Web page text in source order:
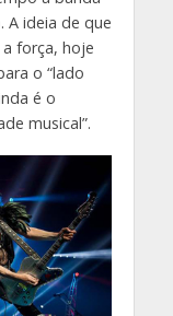
A ideia de que
força, hoje
o “lado
é o
musical”.